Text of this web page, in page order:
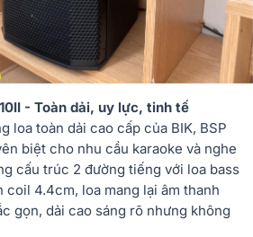
- Toàn dải, uy lực, tinh tế
loa toàn dải cao cấp của BIK, BSP
biệt cho nhu cầu karaoke và nghe
cấu trúc 2 đường tiếng với loa bass
4.4cm, loa mang lại âm thanh
gọn, dải cao sáng rõ nhưng không